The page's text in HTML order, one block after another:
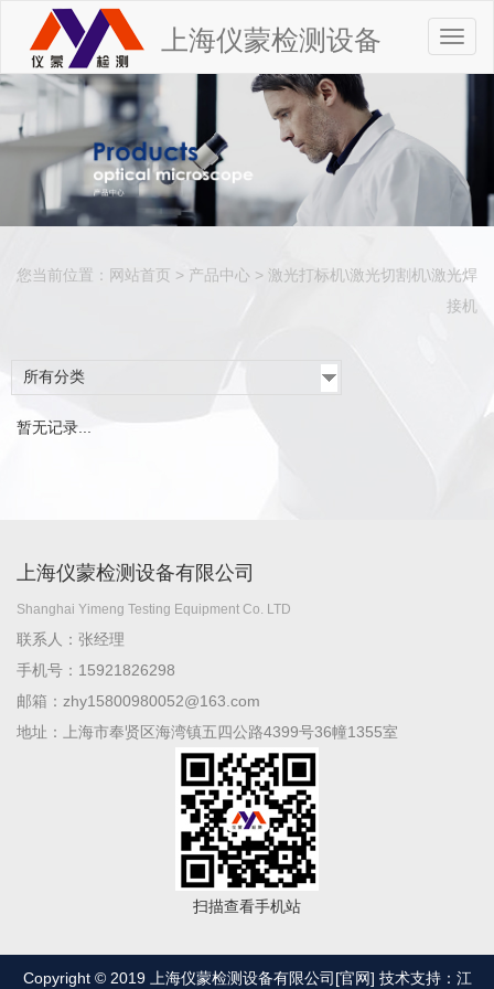
上海仪蒙检测设备
您当前位置： 网站首页 > 产品中心 > 激光打标机\激光切割机\激光焊
接机
所有分类
暂无记录...
上海仪蒙检测设备有限公司
Shanghai Yimeng Testing Equipment Co. LTD
联系人：张经理
手机号：15921826298
邮箱：zhy15800980052@163.com
地址：上海市奉贤区海湾镇五四公路4399号36幢1355室
扫描查看手机站
Copyright © 2019 上海仪蒙检测设备有限公司[官网] 技术支持：江